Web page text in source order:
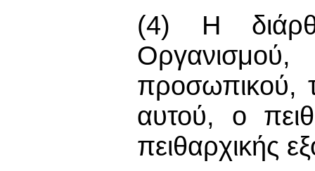
(4) Η
προσωπικού,
αυτού, ο
πειθαρχικής